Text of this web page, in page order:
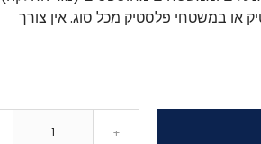
או במשטחי פלסטיק מכל סוג. אין צורך
+